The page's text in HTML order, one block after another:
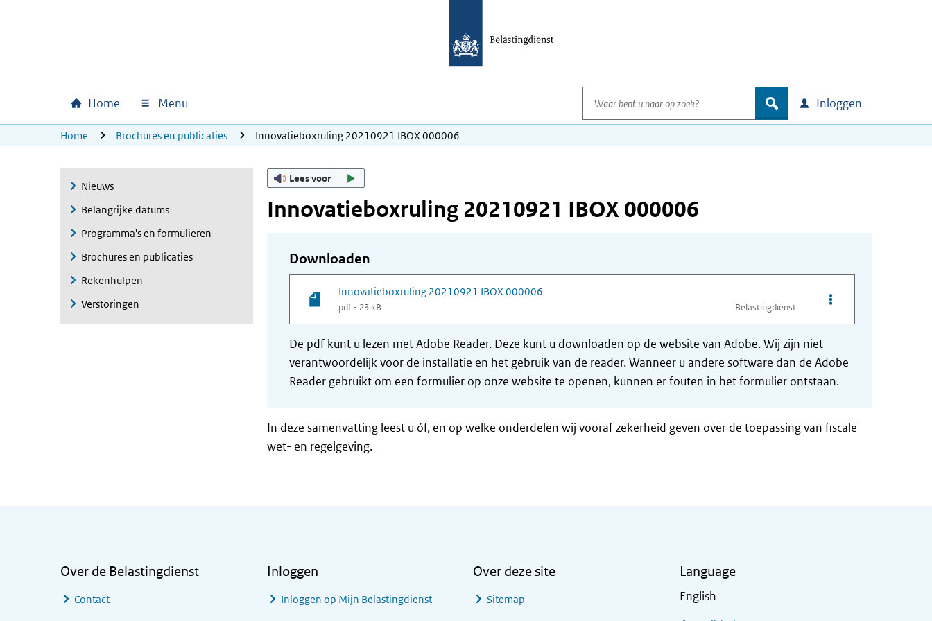
Hoofdnavigatie
Home Menu
Waar bent u naar op zoek?
zoek Inloggen
U bevindt zich hier:
Home Brochures en publicaties Innovatieboxruling 20210921 IBOX 000006
Nieuws
Belangrijke datums
Programma's en formulieren
Brochures en publicaties
Rekenhulpen
Verstoringen
Lees voor
Innovatieboxruling 20210921 IBOX 000006
Downloaden
Innovatieboxruling 20210921 IBOX 000006
pdf - 23 kB Belastingdienst
Opties van bestand
De pdf kunt u lezen met Adobe Reader. Deze kunt u downloaden op de website van Adobe. Wij zijn niet
verantwoordelijk voor de installatie en het gebruik van de reader. Wanneer u andere software dan de Adobe
Reader gebruikt om een formulier op onze website te openen, kunnen er fouten in het formulier ontstaan.
In deze samenvatting leest u óf, en op welke onderdelen wij vooraf zekerheid geven over de toepassing van fiscale
wet- en regelgeving.
Over de Belastingdienst
Contact
Inloggen
Inloggen op Mijn Belastingdienst
Over deze site
Sitemap
Language
English